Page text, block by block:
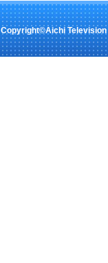
Copyright©Aichi